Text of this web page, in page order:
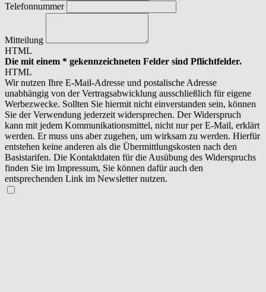
Telefonnummer
Mitteilung
HTML
Die mit einem * gekennzeichneten Felder sind Pflichtfelder.
HTML
Wir nutzen Ihre E-Mail-Adresse und postalische Adresse
unabhängig von der Vertragsabwicklung ausschließlich für eigene
Werbezwecke. Sollten Sie hiermit nicht einverstanden sein, können
Sie der Verwendung jederzeit widersprechen. Der Widerspruch
kann mit jedem Kommunikationsmittel, nicht nur per E-Mail, erklärt
werden. Er muss uns aber zugehen, um wirksam zu werden. Hierfür
entstehen keine anderen als die Übermittlungskosten nach den
Basistarifen. Die Kontaktdaten für die Ausübung des Widerspruchs
finden Sie im Impressum, Sie können dafür auch den
entsprechenden Link im Newsletter nutzen.